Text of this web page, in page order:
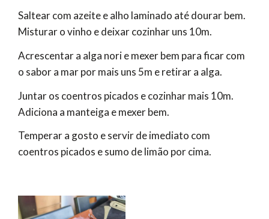
Saltear com azeite e alho laminado até dourar bem.
Misturar o vinho e deixar cozinhar uns 10m.
Acrescentar a alga nori e mexer bem para ficar com
o sabor a mar por mais uns 5m e retirar a alga.
Juntar os coentros picados e cozinhar mais 10m.
Adiciona a manteiga e mexer bem.
Temperar a gosto e servir de imediato com
coentros picados e sumo de limão por cima.